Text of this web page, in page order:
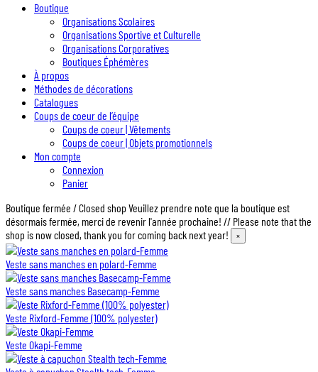
Boutique
Organisations Scolaires
Organisations Sportive et Culturelle
Organisations Corporatives
Boutiques Éphémères
À propos
Méthodes de décorations
Catalogues
Coups de coeur de l’équipe
Coups de coeur | Vêtements
Coups de coeur | Objets promotionnels
Mon compte
Connexion
Panier
Boutique fermée / Closed shop Veuillez prendre note que la boutique est
désormais fermée, merci de revenir l'année prochaine! // Please note that the
shop is now closed, thank you for coming back next year!
×
Veste sans manches en polard-Femme
Veste sans manches Basecamp-Femme
Veste Rixford-Femme (100% polyester)
Veste Okapi-Femme